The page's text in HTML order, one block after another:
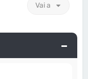
Vai a